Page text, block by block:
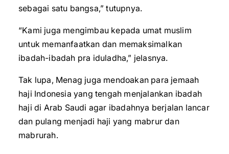
sebagai satu bangsa,” tutupnya.
“Kami juga mengimbau kepada umat muslim
untuk memanfaatkan dan memaksimalkan
ibadah-ibadah pra iduladha,” jelasnya.
Tak lupa, Menag juga mendoakan para jemaah
haji Indonesia yang tengah menjalankan ibadah
haji di Arab Saudi agar ibadahnya berjalan lancar
dan pulang menjadi haji yang mabrur dan
mabrurah.